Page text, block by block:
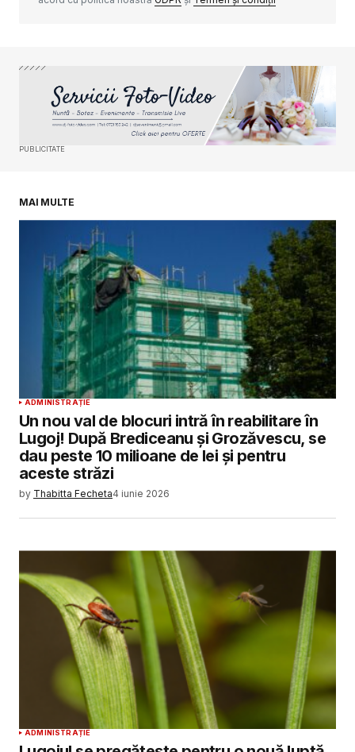
Your E-mail*
SUBMIT COMMENT
PUBLICITATE
MAI MULTE
ADMINISTRAȚIE
Un nou val de blocuri intră în reabilitare în
Lugoj! După Brediceanu și Grozăvescu, se
dau peste 10 milioane de lei și pentru
aceste străzi
by Thabitta Fecheta4 iunie 2026
ADMINISTRAȚIE